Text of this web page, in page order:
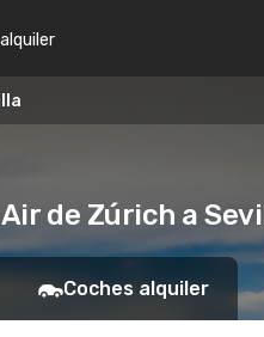
de Zúrich a
Coches alquiler